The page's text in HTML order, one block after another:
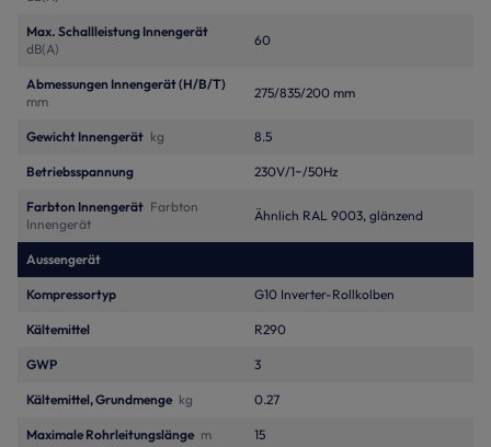
Max. Schallleistung Innengerät
dB(A)
60
Abmessungen Innengerät (H/B/T)
mm
275/835/200 mm
Gewicht Innengerät kg 8.5
Betriebsspannung 230V/1~/50Hz
Farbton Innengerät Farbton
Innengerät
Ähnlich RAL 9003, glänzend
Aussengerät
Kompressortyp G10 Inverter-Rollkolben
Kältemittel R290
GWP 3
Kältemittel, Grundmenge kg 0.27
Maximale Rohrleitungslänge m 15